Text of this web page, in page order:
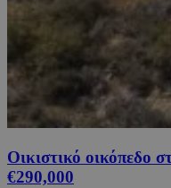
Οικιστικό οικόπεδο
€290,000